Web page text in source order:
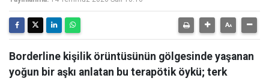
Borderline kişilik örüntüsünün gölgesinde yaşanan
yoğun bir aşkı anlatan bu terapötik öykü; terk